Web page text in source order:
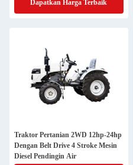
Dapatkan Harga Terbaik
Traktor Pertanian 2WD 12hp-24hp
Dengan Belt Drive 4 Stroke Mesin
Diesel Pendingin Air